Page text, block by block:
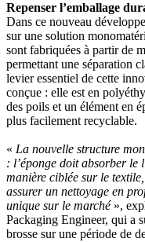
Repenser l’emballage
Dans ce nouveau
sur une solution
sont fabriquées à partir de
permettant une séparation
levier essentiel de cette
conçue : elle est en
des poils et un élément en
plus facilement recyclable.
« La nouvelle structure
: l’éponge doit absorber le
manière ciblée sur le
assurer un nettoyage en
unique sur le marché»,
Packaging Engineer, qui a
brosse sur une période de